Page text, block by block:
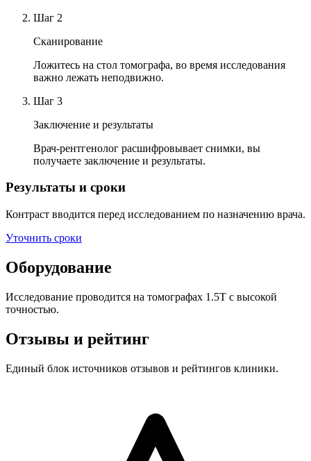
Шаг 2
Сканирование
Ложитесь на стол томографа, во время исследования
важно лежать неподвижно.
Шаг 3
Заключение и результаты
Врач-рентгенолог расшифровывает снимки, вы
получаете заключение и результаты.
Результаты и сроки
Контраст вводится перед исследованием по назначению врача.
Уточнить сроки
Оборудование
Исследование проводится на томографах 1.5T с высокой
точностью.
Отзывы и рейтинг
Единый блок источников отзывов и рейтингов клиники.